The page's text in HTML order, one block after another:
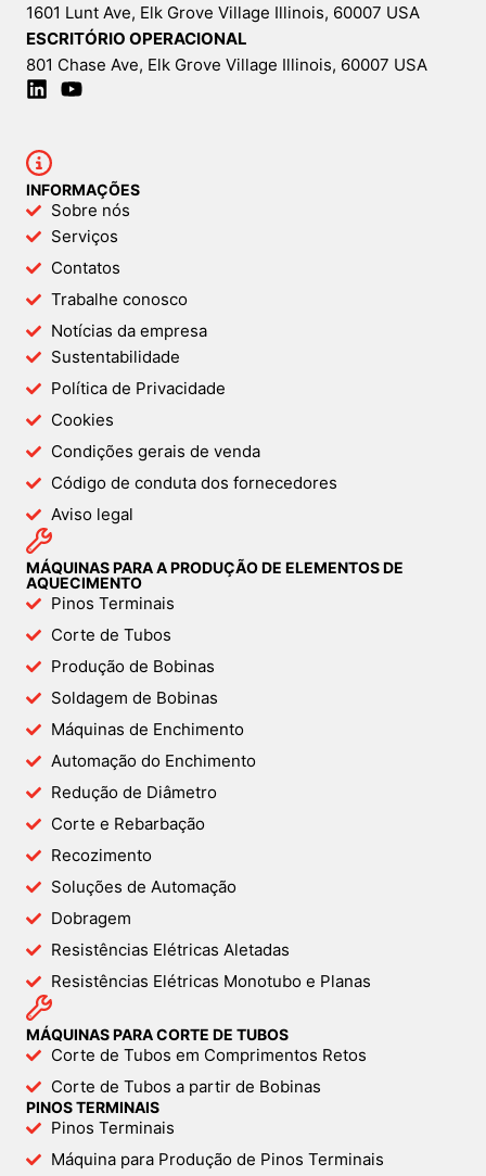
1601 Lunt Ave, Elk Grove Village Illinois, 60007 USA
ESCRITÓRIO OPERACIONAL
801 Chase Ave, Elk Grove Village Illinois, 60007 USA
INFORMAÇÕES
Sobre nós
Serviços
Contatos
Trabalhe conosco
Notícias da empresa
Sustentabilidade
Política de Privacidade
Cookies
Condições gerais de venda
Código de conduta dos fornecedores
Aviso legal
MÁQUINAS PARA A PRODUÇÃO DE ELEMENTOS DE
AQUECIMENTO
Pinos Terminais
Corte de Tubos
Produção de Bobinas
Soldagem de Bobinas
Máquinas de Enchimento
Automação do Enchimento
Redução de Diâmetro
Corte e Rebarbação
Recozimento
Soluções de Automação
Dobragem
Resistências Elétricas Aletadas
Resistências Elétricas Monotubo e Planas
MÁQUINAS PARA CORTE DE TUBOS
Corte de Tubos em Comprimentos Retos
Corte de Tubos a partir de Bobinas
PINOS TERMINAIS
Pinos Terminais
Máquina para Produção de Pinos Terminais